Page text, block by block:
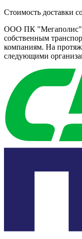
Стоимость доставки
ООО ПК "Мегаполис"
собственным
компаниям. На
следующими